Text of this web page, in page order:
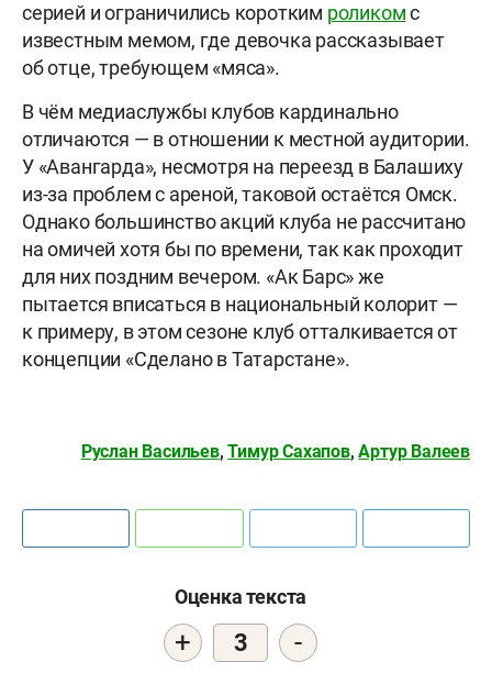
серией и ограничились коротким роликомс
известным мемом, где девочка рассказывает
об отце, требующем «мяса».
В чём медиаслужбы клубов кардинально
отличаются — в отношении к местной аудитории.
У «Авангарда», несмотря на переезд в Балашиху
из-за проблем с ареной, таковой остаётся Омск.
Однако большинство акций клуба не рассчитано
на омичей хотя бы по времени, так как проходит
для них поздним вечером. «Ак Барс» же
пытается вписаться в национальный колорит —
к примеру, в этом сезоне клуб отталкивается от
концепции «Сделано в Татарстане».
Руслан Васильев,Тимур Сахапов,Артур Валеев
Оценка текста
+ 3 -